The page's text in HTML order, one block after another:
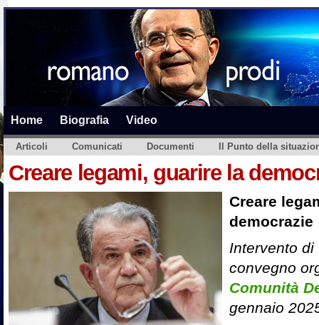
Home Biografia Video
Articoli Comunicati Documenti Il Punto della
Creare legami, guarire la
Creare
democrazie
Intervento di
convegno
Comunità
gennaio